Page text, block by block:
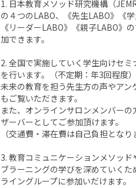
1. 日本教育メソッド研究機構（
の４つのLABO、《先生LABO》《学
《リーダーLABO》《親子LABO》
加できます。
2. 全国で実施していく学生向けセミ
を行います。（不定期：年3回程度）
未来の教育を担う先生方の声やアン
もご覧いただきます。
また、オンラインサロンメンバーの
ザーバーとしてご参加頂けます。
（交通費・滞在費は自己負担となり
3. 教育コミュニケーションメソッド
ブラーニングの学びを深めていくた
ライングループに参加いだけます。